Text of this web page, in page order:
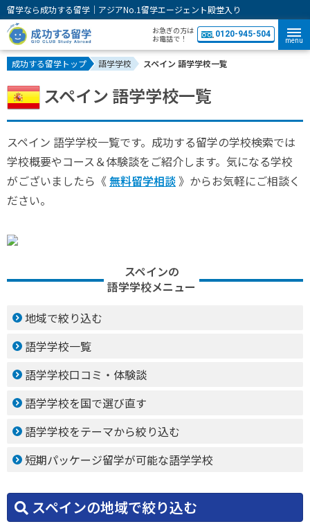
留学なら成功する留学｜アジアNo.1留学エージェント殿堂入り
お急ぎの方は
お電話で！
0120-945-504
menu
成功する留学トップ 語学学校 スペイン 語学学校一覧
スペイン 語学学校一覧
スペイン 語学学校一覧です。成功する留学の学校検索では
学校概要やコース＆体験談をご紹介します。気になる学校
がございましたら《 無料留学相談 》からお気軽にご相談く
ださい。
スペインの
語学学校メニュー
地域で絞り込む
語学学校一覧
語学学校口コミ・体験談
語学学校を国で選び直す
語学学校をテーマから絞り込む
短期パッケージ留学が可能な語学学校
スペインの地域で絞り込む